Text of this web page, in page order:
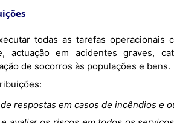
actuação em acidentes graves,
de socorros às populações e bens.
respostas em casos de incêndios e